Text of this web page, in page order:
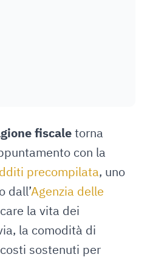
fiscaletorna
con la
precompilata, uno
dall’Agenzia delle
la vita dei
la comodità di
sostenuti per